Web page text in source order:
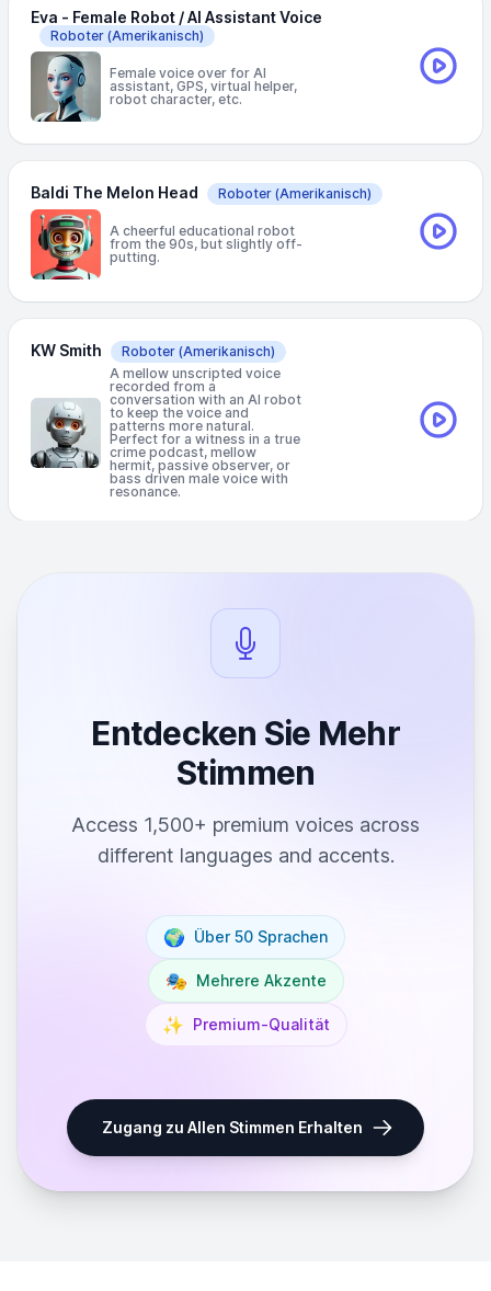
Eva - Female Robot / AI Assistant Voice
Roboter (Amerikanisch)
Female voice over for AI
assistant, GPS, virtual helper,
robot character, etc.
Baldi The Melon Head Roboter (Amerikanisch)
A cheerful educational robot
from the 90s, but slightly off-
putting.
KW Smith Roboter (Amerikanisch)
A mellow unscripted voice
recorded from a
conversation with an AI robot
to keep the voice and
patterns more natural.
Perfect for a witness in a true
crime podcast, mellow
hermit, passive observer, or
bass driven male voice with
resonance.
Entdecken Sie Mehr
Stimmen
Access 1,500+ premium voices across
different languages and accents.
🌍 Über 50 Sprachen
🎭 Mehrere Akzente
✨ Premium-Qualität
Zugang zu Allen Stimmen Erhalten